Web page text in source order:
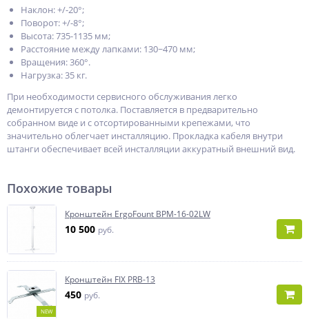
Наклон: +/-20°;
Поворот: +/-8°;
Высота: 735-1135 мм;
Расстояние между лапками: 130~470 мм;
Вращения: 360°.
Нагрузка: 35 кг.
При необходимости сервисного обслуживания легко
демонтируется с потолка. Поставляется в предварительно
собранном виде и с отсортированными крепежами, что
значительно облегчает инсталляцию. Прокладка кабеля внутри
штанги обеспечивает всей инсталляции аккуратный внешний вид.
Похожие товары
Кронштейн ErgoFount BPM-16-02LW
10 500 руб.
NEW
Кронштейн FIX PRB-13
450 руб.